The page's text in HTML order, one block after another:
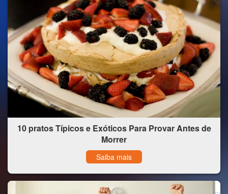
10 pratos Típicos e Exóticos Para Provar Antes de
Morrer
Saiba mais